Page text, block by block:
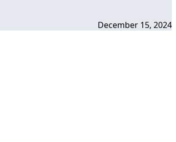
December 15, 2024